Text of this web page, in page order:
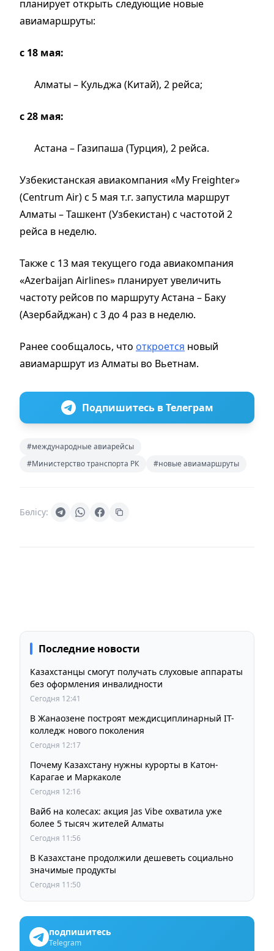
планирует открыть следующие новые
авиамаршруты:
с 18 мая:
Алматы – Кульджа (Китай), 2 рейса;
с 28 мая:
Астана – Газипаша (Турция), 2 рейса.
Узбекистанская авиакомпания «My Freighter»
(Сentrum Air) с 5 мая т.г. запустила маршрут
Алматы – Ташкент (Узбекистан) с частотой 2
рейса в неделю.
Также с 13 мая текущего года авиакомпания
«Azerbaijan Airlines» планирует увеличить
частоту рейсов по маршруту Астана – Баку
(Азербайджан) с 3 до 4 раз в неделю.
Ранее сообщалось, что откроется новый
авиамаршрут из Алматы во Вьетнам.
Подпишитесь в Телеграм
#международные авиарейсы
#Министерство транспорта РК
#новые авиамаршруты
Бөлісу:
Последние новости
Казахстанцы смогут получать слуховые аппараты
без оформления инвалидности
Сегодня 12:41
В Жанаозене построят междисциплинарный IT-
колледж нового поколения
Сегодня 12:17
Почему Казахстану нужны курорты в Катон-
Карагае и Маркаколе
Сегодня 12:16
Вайб на колесах: акция Jas Vibe охватила уже
более 5 тысяч жителей Алматы
Сегодня 11:56
В Казахстане продолжили дешеветь социально
значимые продукты
Сегодня 11:50
подпишитесь
Telegram